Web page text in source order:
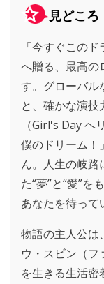
見どこ
「今すぐこの
へ贈る、最高の
す。グローバル
と、確かな演技
（Girl's Day ヘ
僕のドリーム！
ん。人生の岐路
た“夢”と“愛”
あなたを待って
物語の主人公は
ウ・スビン（
を生きる生活密